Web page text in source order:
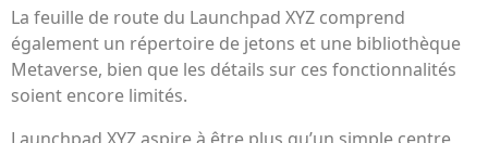
La feuille de route du Launchpad XYZ comprend
également un répertoire de jetons et une bibliothèque
Metaverse, bien que les détails sur ces fonctionnalités
soient encore limités.